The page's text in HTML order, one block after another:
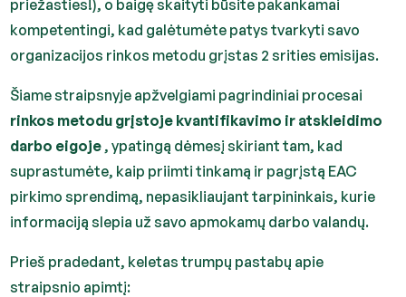
priežasties!), o baigę skaityti būsite pakankamai
kompetentingi, kad galėtumėte patys tvarkyti savo
organizacijos rinkos metodu grįstas 2 srities emisijas.
Šiame straipsnyje apžvelgiami pagrindiniai procesai
rinkos metodu grįstoje kvantifikavimo ir atskleidimo
darbo eigoje , ypatingą dėmesį skiriant tam, kad
suprastumėte, kaip priimti tinkamą ir pagrįstą EAC
pirkimo sprendimą, nepasikliaujant tarpininkais, kurie
informaciją slepia už savo apmokamų darbo valandų.
Prieš pradedant, keletas trumpų pastabų apie
straipsnio apimtį: